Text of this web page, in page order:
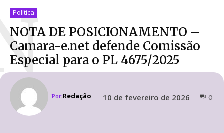
Política
NOTA DE POSICIONAMENTO –
Camara-e.net defende Comissão
Especial para o PL 4675/2025
Por:Redação 10 de fevereiro de 2026 0